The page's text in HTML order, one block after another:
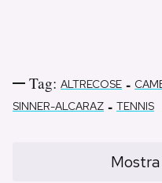
Tag: ALTRECOSE -
SINNER-ALCARAZ - TENNIS